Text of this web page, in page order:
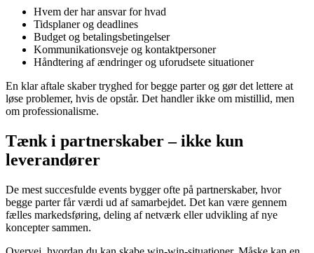
Hvem der har ansvar for hvad
Tidsplaner og deadlines
Budget og betalingsbetingelser
Kommunikationsveje og kontaktpersoner
Håndtering af ændringer og uforudsete situationer
En klar aftale skaber tryghed for begge parter og gør det lettere at
løse problemer, hvis de opstår. Det handler ikke om mistillid, men
om professionalisme.
Tænk i partnerskaber – ikke kun
leverandører
De mest succesfulde events bygger ofte på partnerskaber, hvor
begge parter får værdi ud af samarbejdet. Det kan være gennem
fælles markedsføring, deling af netværk eller udvikling af nye
koncepter sammen.